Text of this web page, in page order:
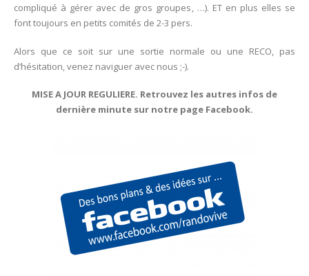
compliqué à gérer avec de gros groupes, …). ET en plus elles se
font toujours en petits comités de 2-3 pers.
Alors que ce soit sur une sortie normale ou une RECO, pas
d’hésitation, venez naviguer avec nous ;-).
MISE A JOUR REGULIERE. Retrouvez les autres infos de
dernière minute sur notre page Facebook.